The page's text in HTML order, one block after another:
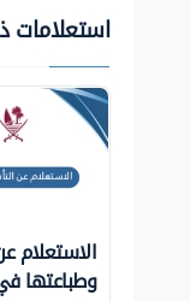
استعلامات
الاستعلام
وطباعتها